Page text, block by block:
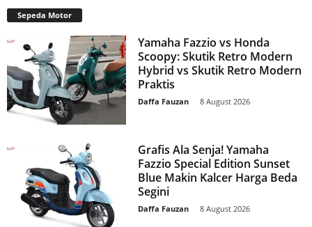
Sepeda Motor
Yamaha Fazzio vs Honda
Scoopy: Skutik Retro Modern
Hybrid vs Skutik Retro Modern
Praktis
Daffa Fauzan 8 August 2026
Grafis Ala Senja! Yamaha
Fazzio Special Edition Sunset
Blue Makin Kalcer Harga Beda
Segini
Daffa Fauzan 8 August 2026